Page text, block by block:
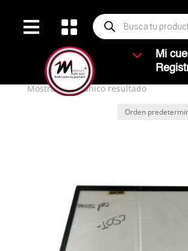
  Búsqueda
de
productos
3
Mi
/ Productos etiquetados “C50T”
C50T
Mostrando el único resultado